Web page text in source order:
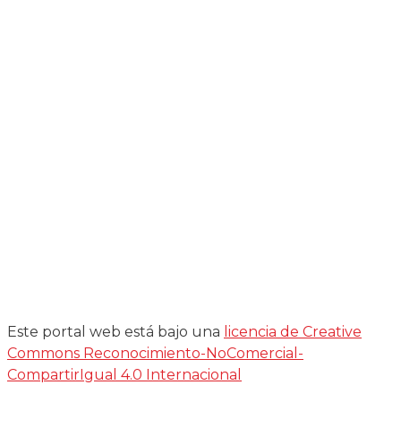
Este portal web está bajo una licencia de Creative
Commons Reconocimiento-NoComercial-
CompartirIgual 4.0 Internacional